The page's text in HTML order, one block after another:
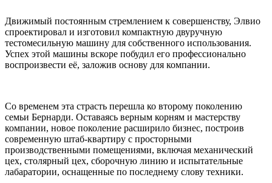
Движимый постоянным стремлением к совершенству, Элвио
спроектировал и изготовил компактную двуручную
тестомесильную машину для собственного использования.
Успех этой машины вскоре побудил его профессионально
воспроизвести её, заложив основу для компании.
Со временем эта страсть перешла ко второму поколению
семьи Бернарди. Оставаясь верным корням и мастерству
компании, новое поколение расширило бизнес, построив
современную штаб-квартиру с просторными
производственными помещениями, включая механический
цех, столярный цех, сборочную линию и испытательные
лабаратории, оснащенные по последнему слову техники.